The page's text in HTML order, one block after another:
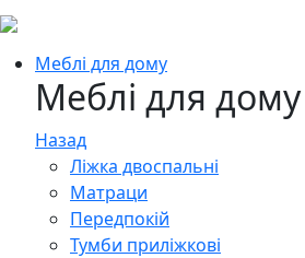
Меблі для дому
Меблі для дому
Назад
Ліжка двоспальні
Матраци
Передпокій
Тумби приліжкові